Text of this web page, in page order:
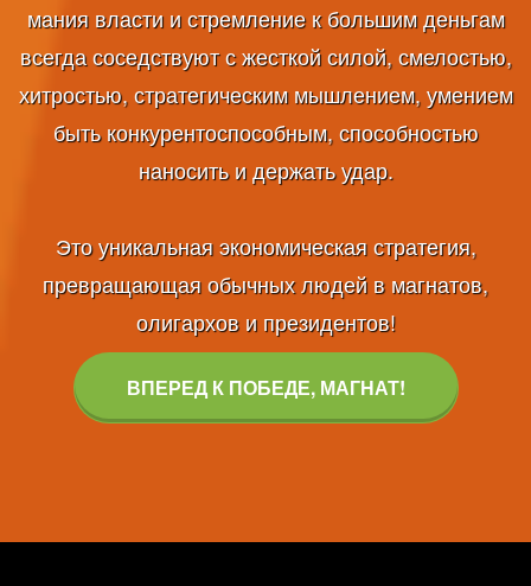
мания власти и стремление к большим деньгам
всегда соседствуют с жесткой силой, смелостью,
хитростью, стратегическим мышлением, умением
быть конкурентоспособным, способностью
наносить и держать удар.
Это уникальная экономическая стратегия,
превращающая обычных людей в магнатов,
олигархов и президентов!
ВПЕРЕД К ПОБЕДЕ, МАГНАТ!